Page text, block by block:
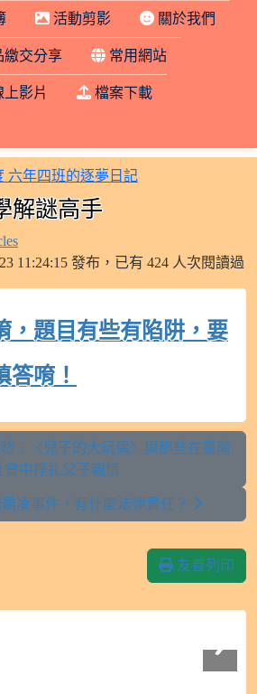
活動剪影 關於我們
繳交分享 常用網站
上影片 檔案下載
解謎高手
11:24:15 發布，已有 424 人次閱讀過
，題目有些有陷阱，要
唷！
：〈兒子的大玩偶〉與那些在臺灣
會中掙扎父子親情
凌事件，有什麼法律責任？
友善列印